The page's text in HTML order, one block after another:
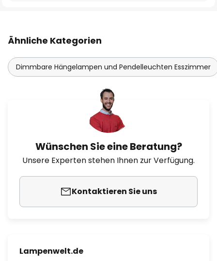
Ähnliche Kategorien
Dimmbare Hängelampen und Pendelleuchten Esszimmer
Wünschen Sie eine Beratung?
Unsere Experten stehen Ihnen zur Verfügung.
Kontaktieren Sie uns
Lampenwelt.de